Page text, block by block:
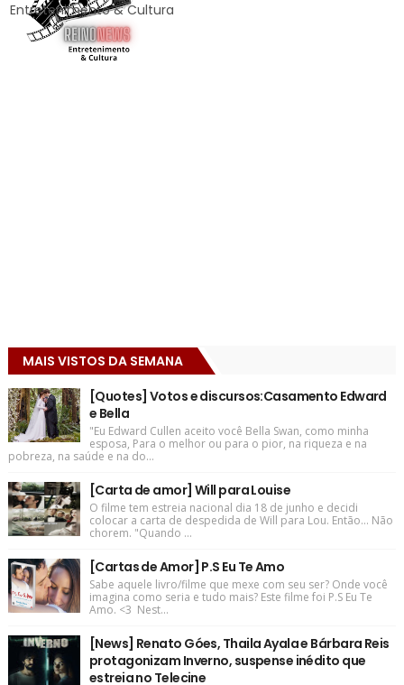
Entretenimento & Cultura
MAIS VISTOS DA SEMANA
[Quotes] Votos e discursos:Casamento Edward
e Bella
"Eu Edward Cullen aceito você Bella Swan, como minha
esposa, Para o melhor ou para o pior, na riqueza e na
pobreza, na saúde e na do...
[Carta de amor] Will para Louise
O filme tem estreia nacional dia 18 de junho e decidi
colocar a carta de despedida de Will para Lou. Então... Não
chorem. "Quando ...
[Cartas de Amor] P.S Eu Te Amo
Sabe aquele livro/filme que mexe com seu ser? Onde você
imagina como seria e tudo mais? Este filme foi P.S Eu Te
Amo. <3 Nest...
[News] Renato Góes, Thaila Ayala e Bárbara Reis
protagonizam Inverno, suspense inédito que
estreia no Telecine